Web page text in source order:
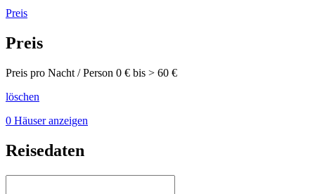
Preis
Preis
Preis pro Nacht / Person 0 € bis > 60 €
löschen
0 Häuser anzeigen
Reisedaten